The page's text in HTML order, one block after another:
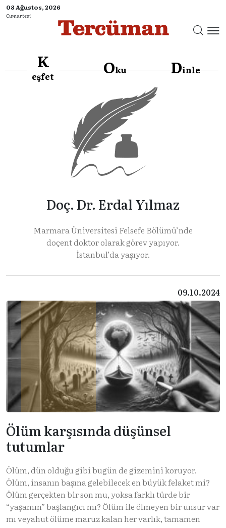
08 Ağustos, 2026
Cumartesi
K
eşfet Oku Dinle
Doç. Dr. Erdal Yılmaz
Marmara Üniversitesi Felsefe Bölümü’nde
doçent doktor olarak görev yapıyor.
İstanbul’da yaşıyor.
09.10.2024
Ölüm karşısında düşünsel
tutumlar
Ölüm, dün olduğu gibi bugün de gizemini koruyor.
Ölüm, insanın başına gelebilecek en büyük felaket mi?
Ölüm gerçekten bir son mu, yoksa farklı türde bir
“yaşamın” başlangıcı mı? Ölüm ile ölmeyen bir unsur var
mı veyahut ölüme maruz kalan her varlık, tamamen